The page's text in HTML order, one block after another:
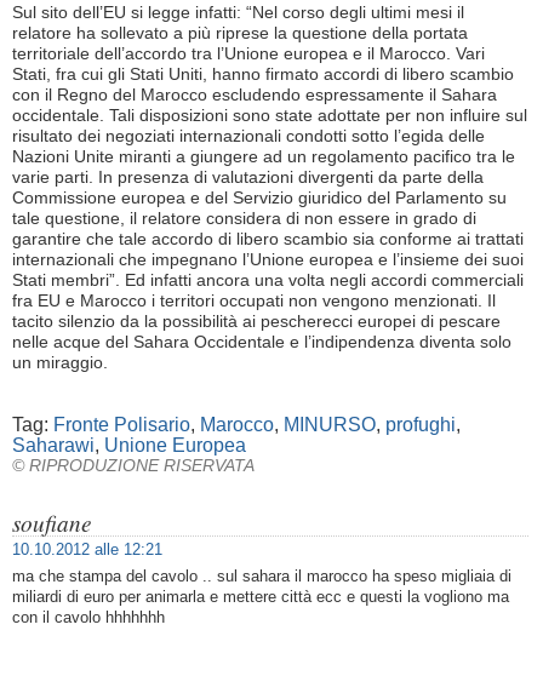
Sul sito dell’EU si legge infatti: “Nel corso degli ultimi mesi il
relatore ha sollevato a più riprese la questione della portata
territoriale dell’accordo tra l’Unione europea e il Marocco. Vari
Stati, fra cui gli Stati Uniti, hanno firmato accordi di libero scambio
con il Regno del Marocco escludendo espressamente il Sahara
occidentale. Tali disposizioni sono state adottate per non influire sul
risultato dei negoziati internazionali condotti sotto l’egida delle
Nazioni Unite miranti a giungere ad un regolamento pacifico tra le
varie parti. In presenza di valutazioni divergenti da parte della
Commissione europea e del Servizio giuridico del Parlamento su
tale questione, il relatore considera di non essere in grado di
garantire che tale accordo di libero scambio sia conforme ai trattati
internazionali che impegnano l’Unione europea e l’insieme dei suoi
Stati membri”. Ed infatti ancora una volta negli accordi commerciali
fra EU e Marocco i territori occupati non vengono menzionati. Il
tacito silenzio da la possibilità ai pescherecci europei di pescare
nelle acque del Sahara Occidentale e l’indipendenza diventa solo
un miraggio.
Tag: Fronte Polisario, Marocco, MINURSO, profughi,
Saharawi, Unione Europea
© RIPRODUZIONE RISERVATA
soufiane
10.10.2012 alle 12:21
ma che stampa del cavolo .. sul sahara il marocco ha speso migliaia di
miliardi di euro per animarla e mettere città ecc e questi la vogliono ma
con il cavolo hhhhhhh